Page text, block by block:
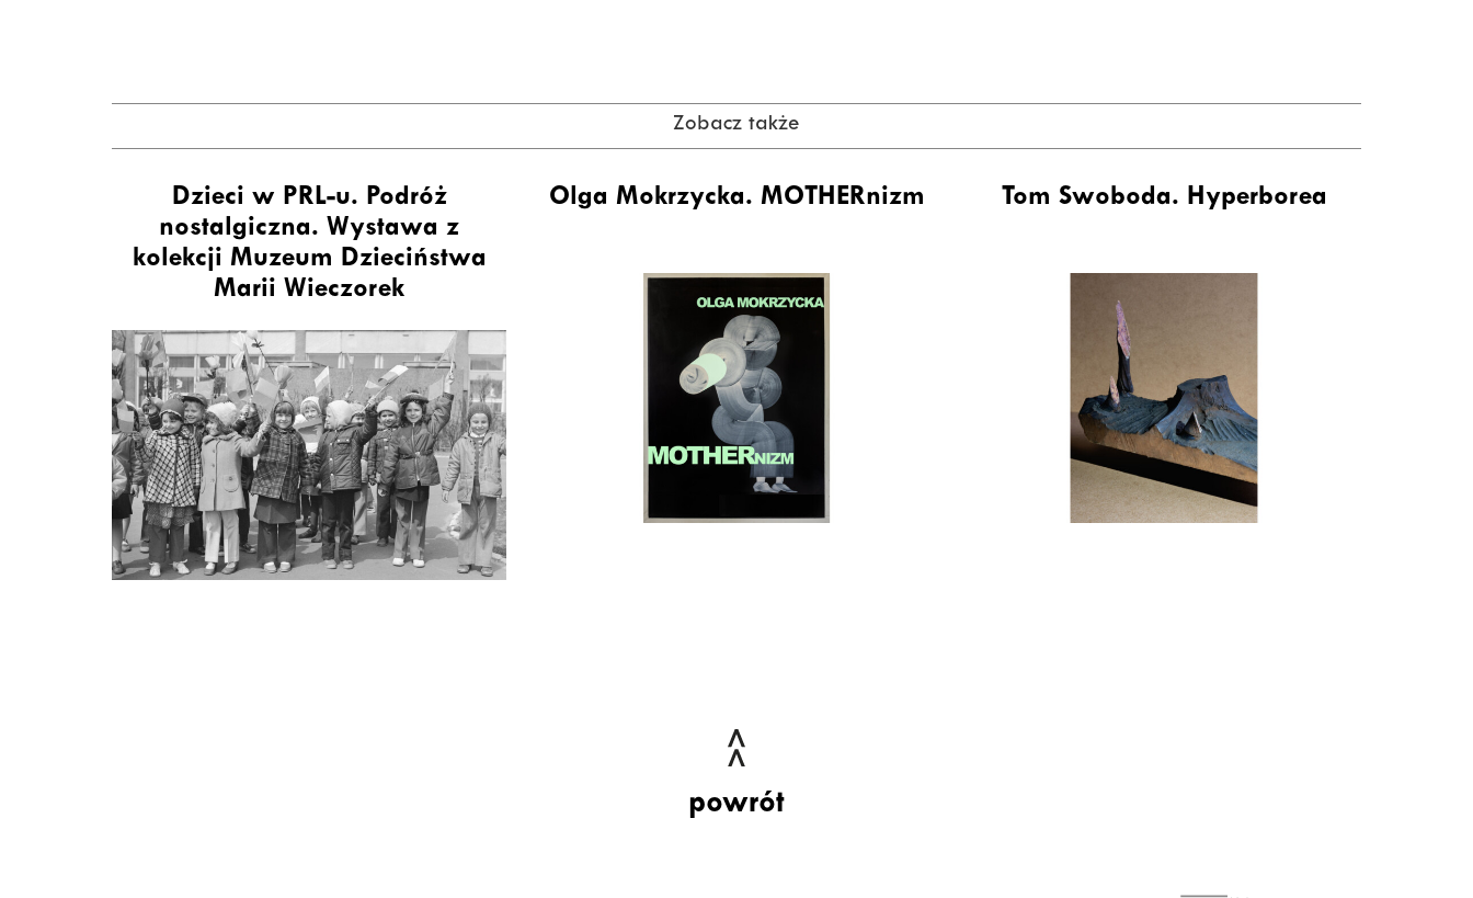
Zobacz także
Dzieci w PRL-u. Podróż
nostalgiczna. Wystawa z
kolekcji Muzeum Dzieciństwa
Marii Wieczorek
Olga Mokrzycka. MOTHERnizm Tom Swoboda. Hyperborea
powrót